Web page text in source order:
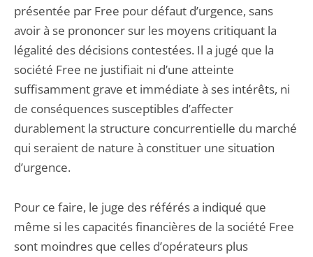
présentée par Free pour défaut d’urgence, sans
avoir à se prononcer sur les moyens critiquant la
légalité des décisions contestées. Il a jugé que la
société Free ne justifiait ni d’une atteinte
suffisamment grave et immédiate à ses intérêts, ni
de conséquences susceptibles d’affecter
durablement la structure concurrentielle du marché
qui seraient de nature à constituer une situation
d’urgence.
Pour ce faire, le juge des référés a indiqué que
même si les capacités financières de la société Free
sont moindres que celles d’opérateurs plus